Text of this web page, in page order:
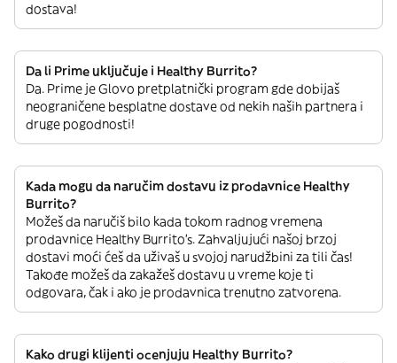
dostava!
Da li Prime uključuje i Healthy Burrito?
Da. Prime je Glovo pretplatnički program gde dobijaš
neograničene besplatne dostave od nekih naših partnera i
druge pogodnosti!
Kada mogu da naručim dostavu iz prodavnice Healthy
Burrito?
Možeš da naručiš bilo kada tokom radnog vremena
prodavnice Healthy Burrito’s. Zahvaljujući našoj brzoj
dostavi moći ćeš da uživaš u svojoj narudžbini za tili čas!
Takođe možeš da zakažeš dostavu u vreme koje ti
odgovara, čak i ako je prodavnica trenutno zatvorena.
Kako drugi klijenti ocenjuju Healthy Burrito?